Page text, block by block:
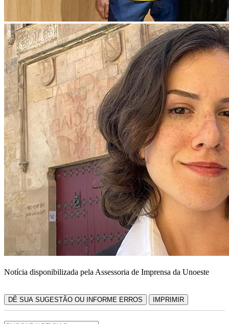
Notícia disponibilizada pela Assessoria de Imprensa da Unoeste
DÊ SUA SUGESTÃO OU INFORME ERROS IMPRIMIR